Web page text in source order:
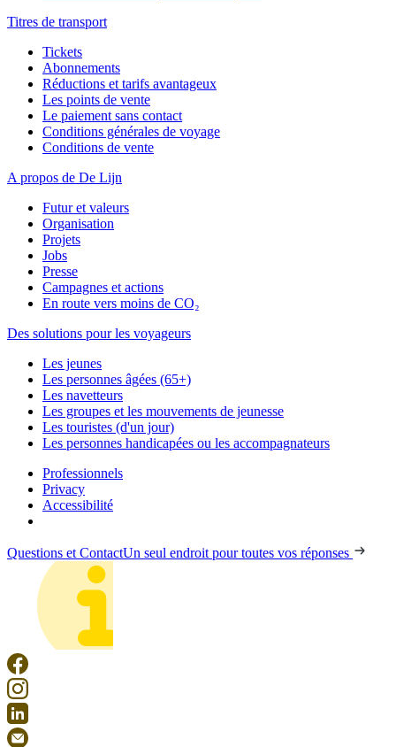
Titres de transport
Tickets
Abonnements
Réductions et tarifs avantageux
Les points de vente
Le paiement sans contact
Conditions générales de voyage
Conditions de vente
A propos de De Lijn
Futur et valeurs
Organisation
Projets
Jobs
Presse
Campagnes et actions
En route vers moins de CO₂
Des solutions pour les voyageurs
Les jeunes
Les personnes âgées (65+)
Les navetteurs
Les groupes et les mouvements de jeunesse
Les touristes (d'un jour)
Les personnes handicapées ou les accompagnateurs
Professionnels
Privacy
Accessibilité
Questions et ContactUn seul endroit pour toutes vos réponses